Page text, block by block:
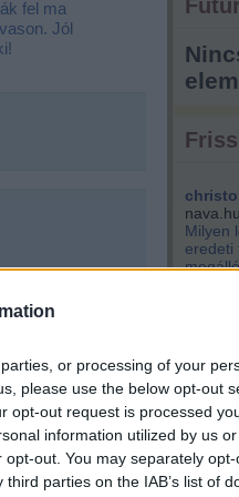
or processing of your
please use the below opt-out
opt-out request is processed
information utilized by us
out. You may separately
parties on the IAB’s list of
fel ma
Jól
meg:
a Deák
semmilyen felelősséget nem
elem
Milyen
eredeti
(
király
nem
kere...(